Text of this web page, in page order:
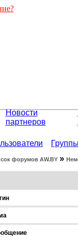
Новости
партнеров
форумов АW.BY »